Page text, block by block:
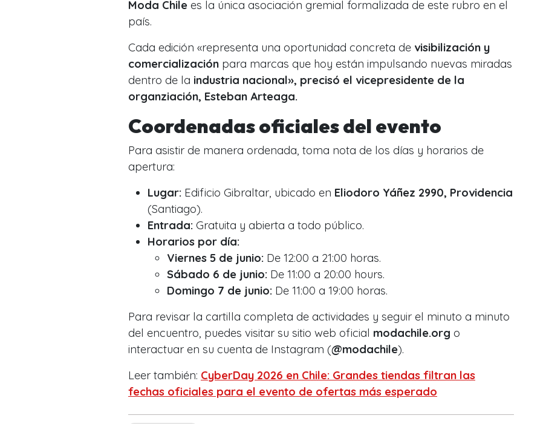
Moda Chile es la única asociación gremial formalizada de este rubro en el
país.
Cada edición «representa una oportunidad concreta de visibilización y
comercialización para marcas que hoy están impulsando nuevas miradas
dentro de la industria nacional», precisó el vicepresidente de la
organziación, Esteban Arteaga.
Coordenadas oficiales del evento
Para asistir de manera ordenada, toma nota de los días y horarios de
apertura:
Lugar: Edificio Gibraltar, ubicado en Eliodoro Yáñez 2990, Providencia
(Santiago).
Entrada: Gratuita y abierta a todo público.
Horarios por día:
Viernes 5 de junio: De 12:00 a 21:00 horas.
Sábado 6 de junio: De 11:00 a 20:00 hours.
Domingo 7 de junio: De 11:00 a 19:00 horas.
Para revisar la cartilla completa de actividades y seguir el minuto a minuto
del encuentro, puedes visitar su sitio web oficial modachile.org o
interactuar en su cuenta de Instagram (@modachile).
Leer también: CyberDay 2026 en Chile: Grandes tiendas filtran las
fechas oficiales para el evento de ofertas más esperado